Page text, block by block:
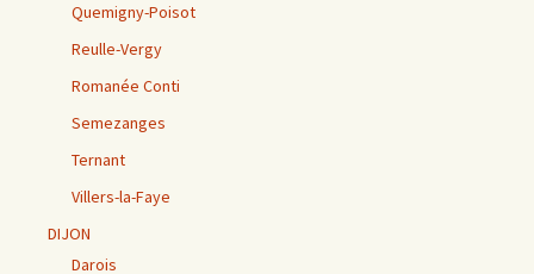
Quemigny-Poisot
Reulle-Vergy
Romanée Conti
Semezanges
Ternant
Villers-la-Faye
DIJON
Darois